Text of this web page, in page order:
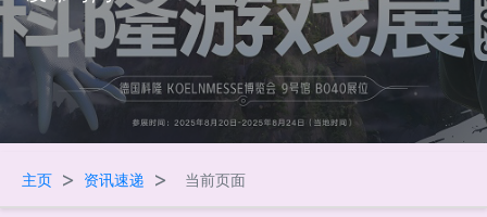
主页 > 资讯速递 > 当前页面